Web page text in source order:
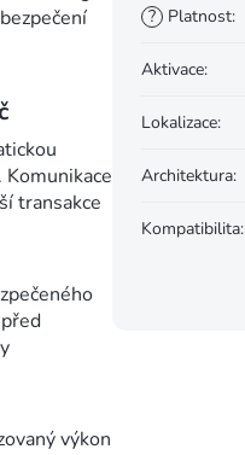
transakce
výkon
? Platnost:
Aktivace:
Lokalizace:
Architektura:
Kompatibilita: